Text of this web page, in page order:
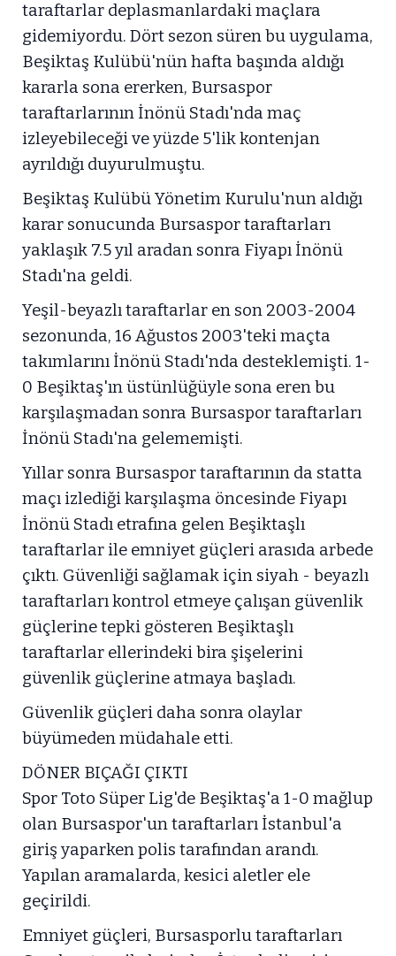
taraftarlar deplasmanlardaki maçlara
gidemiyordu. Dört sezon süren bu uygulama,
Beşiktaş Kulübü'nün hafta başında aldığı
kararla sona ererken, Bursaspor
taraftarlarının İnönü Stadı'nda maç
izleyebileceği ve yüzde 5'lik kontenjan
ayrıldığı duyurulmuştu.
Beşiktaş Kulübü Yönetim Kurulu'nun aldığı
karar sonucunda Bursaspor taraftarları
yaklaşık 7.5 yıl aradan sonra Fiyapı İnönü
Stadı'na geldi.
Yeşil-beyazlı taraftarlar en son 2003-2004
sezonunda, 16 Ağustos 2003'teki maçta
takımlarını İnönü Stadı'nda desteklemişti. 1-
0 Beşiktaş'ın üstünlüğüyle sona eren bu
karşılaşmadan sonra Bursaspor taraftarları
İnönü Stadı'na gelememişti.
Yıllar sonra Bursaspor taraftarının da statta
maçı izlediği karşılaşma öncesinde Fiyapı
İnönü Stadı etrafına gelen Beşiktaşlı
taraftarlar ile emniyet güçleri arasıda arbede
çıktı. Güvenliği sağlamak için siyah - beyazlı
taraftarları kontrol etmeye çalışan güvenlik
güçlerine tepki gösteren Beşiktaşlı
taraftarlar ellerindeki bira şişelerini
güvenlik güçlerine atmaya başladı.
Güvenlik güçleri daha sonra olaylar
büyümeden müdahale etti.
DÖNER BIÇAĞI ÇIKTI
Spor Toto Süper Lig'de Beşiktaş'a 1-0 mağlup
olan Bursaspor'un taraftarları İstanbul'a
giriş yaparken polis tarafından arandı.
Yapılan aramalarda, kesici aletler ele
geçirildi.
Emniyet güçleri, Bursasporlu taraftarları